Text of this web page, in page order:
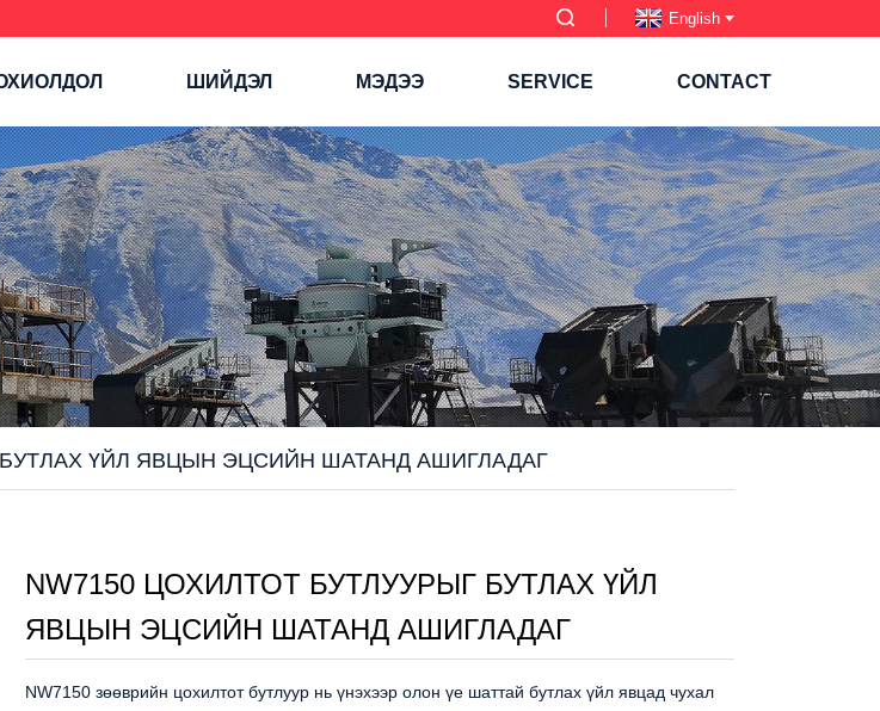
English
ШИЙДЭЛ МЭДЭЭ SERVICE CONTACT
БУТЛАХ ҮЙЛ ЯВЦЫН ЭЦСИЙН ШАТАНД АШИГЛАДАГ
NW7150 ЦОХИЛТОТ БУТЛУУРЫГ БУТЛАХ ҮЙЛ
ЯВЦЫН ЭЦСИЙН ШАТАНД АШИГЛАДАГ
NW7150 зөөврийн цохилтот бутлуур нь үнэхээр олон үе шаттай бутлах үйл явцад чухал